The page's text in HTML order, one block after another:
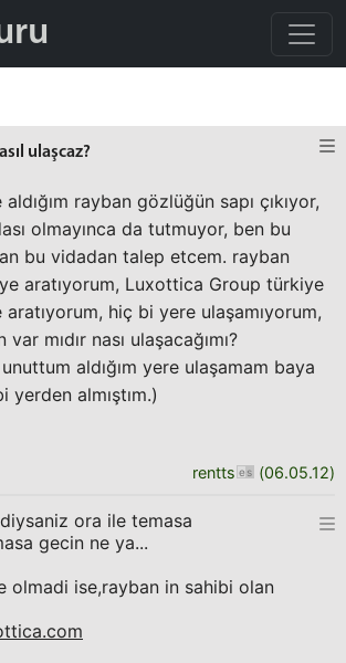
ulaşcaz?
aldığım rayban gözlüğün sapı çıkıyor,
olmayınca da tutmuyor, ben bu
bu vidadan talep etcem. rayban
aratıyorum, Luxottica Group türkiye
hiç bi yere ulaşamıyorum,
mıdır nası ulaşacağımı?
aldığım yere ulaşamam baya
yerden almıştım.)
rentts (06.05.12)
ora ile temasa
gecin ne ya...
olmadi ise,rayban in sahibi olan